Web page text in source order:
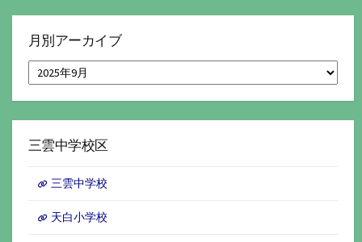
月別アーカイブ
月
別
ア
イ
三雲中学校区
三雲中学校
天白小学校